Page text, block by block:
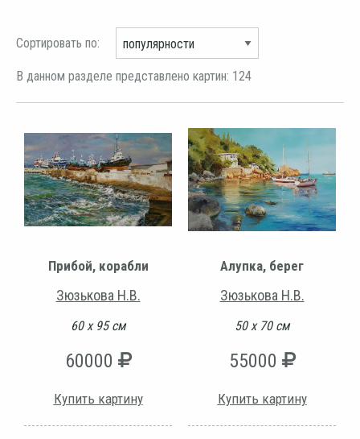
Сортировать по:
В данном разделе представлено картин: 124
Прибой, корабли
Зюзькова Н.В.
60 х 95 см
60000
Купить картину
Алупка, берег
Зюзькова Н.В.
50 х 70 см
55000
Купить картину